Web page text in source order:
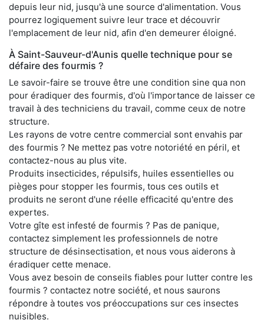
depuis leur nid, jusqu'à une source d'alimentation. Vous
pourrez logiquement suivre leur trace et découvrir
l'emplacement de leur nid, afin d'en demeurer éloigné.
À Saint-Sauveur-d'Aunis quelle technique pour se
défaire des fourmis ?
Le savoir-faire se trouve être une condition sine qua non
pour éradiquer des fourmis, d'où l'importance de laisser ce
travail à des techniciens du travail, comme ceux de notre
structure.
Les rayons de votre centre commercial sont envahis par
des fourmis ? Ne mettez pas votre notoriété en péril, et
contactez-nous au plus vite.
Produits insecticides, répulsifs, huiles essentielles ou
pièges pour stopper les fourmis, tous ces outils et
produits ne seront d'une réelle efficacité qu'entre des
expertes.
Votre gîte est infesté de fourmis ? Pas de panique,
contactez simplement les professionnels de notre
structure de désinsectisation, et nous vous aiderons à
éradiquer cette menace.
Vous avez besoin de conseils fiables pour lutter contre les
fourmis ? contactez notre société, et nous saurons
répondre à toutes vos préoccupations sur ces insectes
nuisibles.